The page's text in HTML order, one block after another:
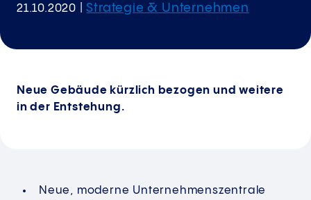
21.10.2020 |Strategie & Unternehmen
Neue Gebäude kürzlich bezogen und weitere
in der Entstehung.
Neue, moderne Unternehmenszentrale